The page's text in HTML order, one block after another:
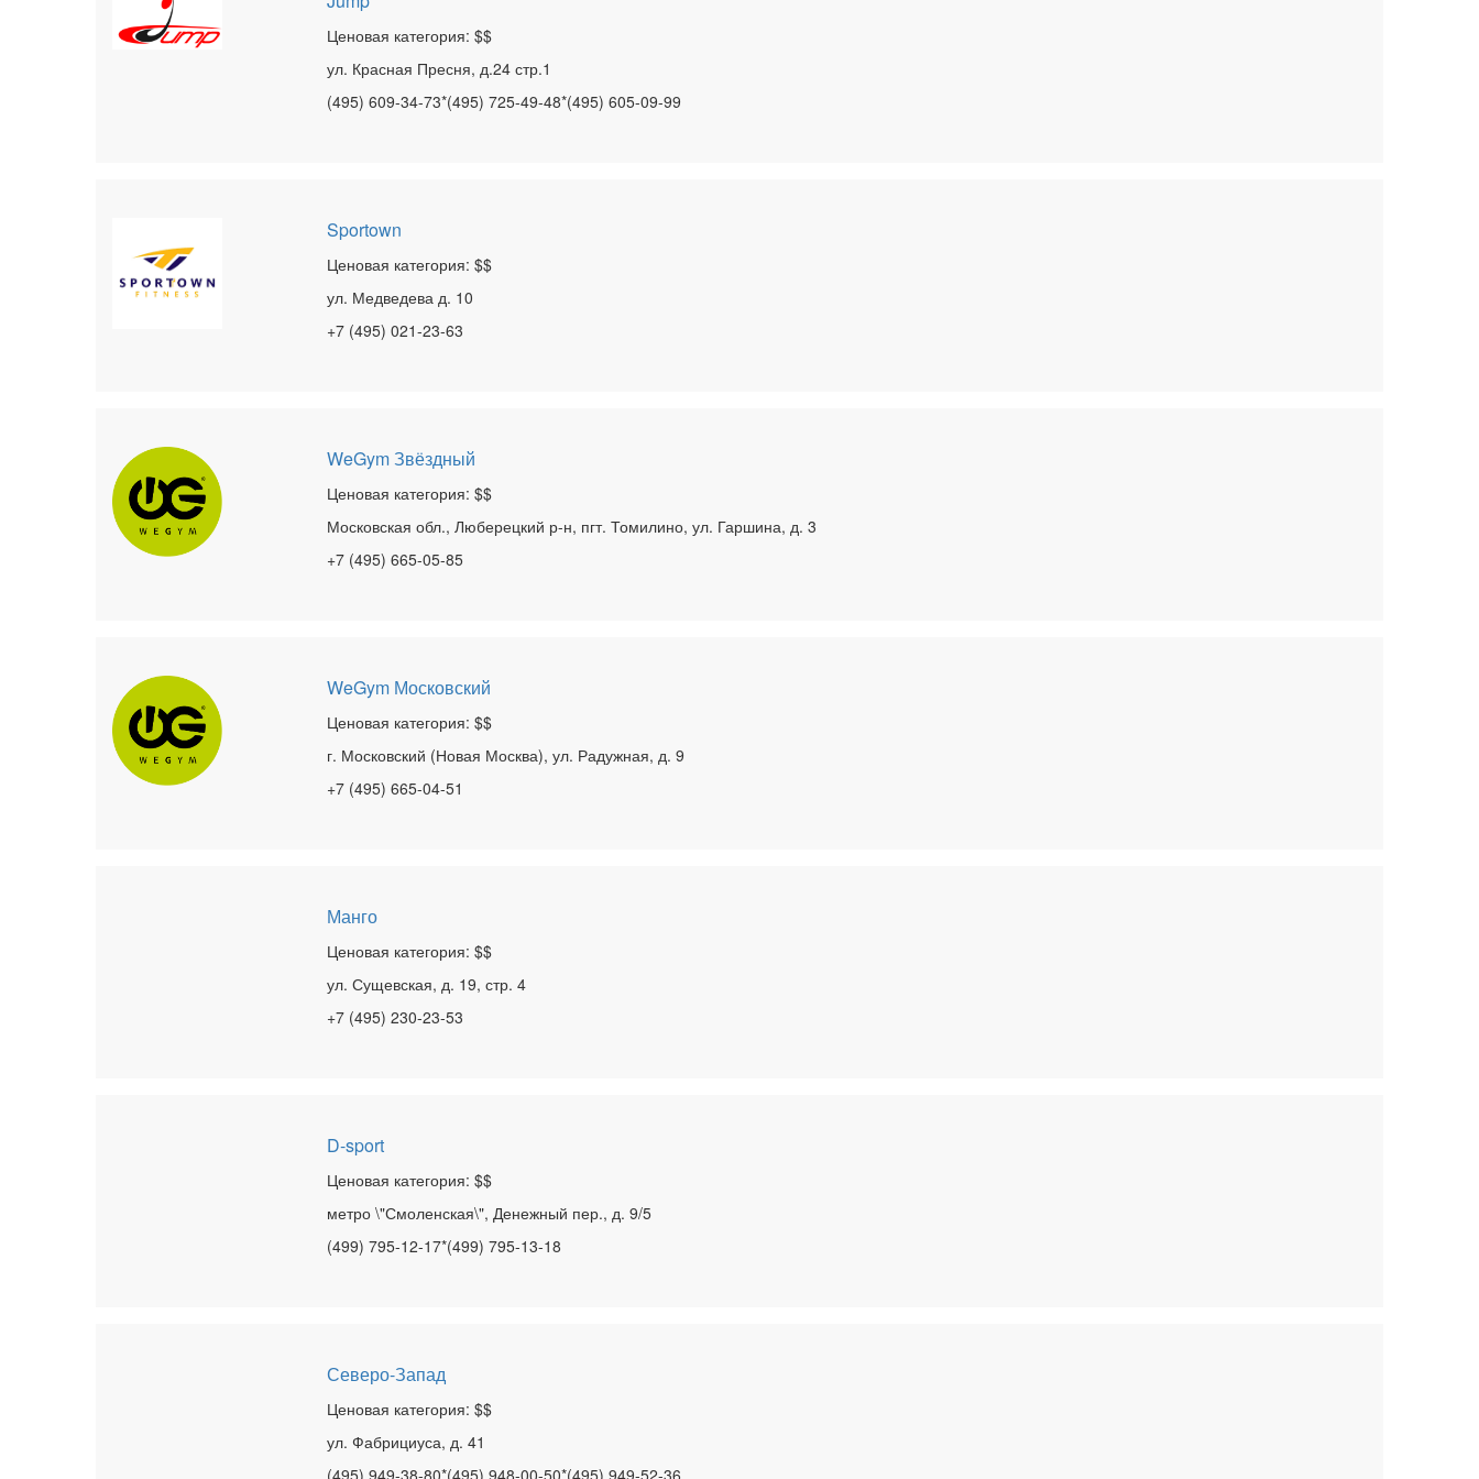
Ценовая категория: $$
ул. Красная Пресня, д.24 стр.1
(495) 609-34-73*(495) 725-49-48*(495) 605-09-99
Sportown
Ценовая категория: $$
ул. Медведева д. 10
+7 (495) 021-23-63
WeGym Звёздный
Ценовая категория: $$
Московская обл., Люберецкий р-н, пгт. Томилино, ул. Гаршина, д. 3
+7 (495) 665-05-85
WeGym Московский
Ценовая категория: $$
г. Московский (Новая Москва), ул. Радужная, д. 9
+7 (495) 665-04-51
Манго
Ценовая категория: $$
ул. Сущевская, д. 19, стр. 4
+7 (495) 230-23-53
D-sport
Ценовая категория: $$
метро \"Смоленская\", Денежный пер., д. 9/5
(499) 795-12-17*(499) 795-13-18
Северо-Запад
Ценовая категория: $$
ул. Фабрициуса, д. 41
(495) 949-38-80*(495) 948-00-50*(495) 949-52-36